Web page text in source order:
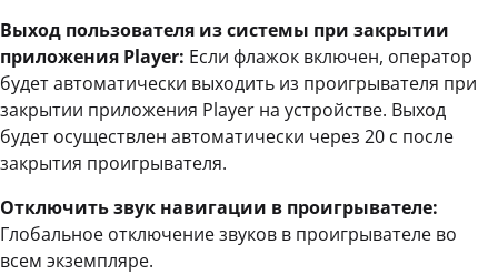
Выход пользователя из системы при закрытии
приложения Player: Если флажок включен, оператор
будет автоматически выходить из проигрывателя при
закрытии приложения Player на устройстве. Выход
будет осуществлен автоматически через 20 с после
закрытия проигрывателя.
Отключить звук навигации в проигрывателе:
Глобальное отключение звуков в проигрывателе во
всем экземпляре.